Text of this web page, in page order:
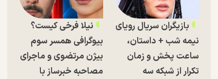
بازیگران سریال رویای
نیمه شب + داستان،
ساعت پخش و زمان
تکرار از شبکه سه
نیلا فرخی کیست؟
بیوگرافی همسر سوم
بیژن مرتضوی و ماجرای
مصاحبه خبرساز با